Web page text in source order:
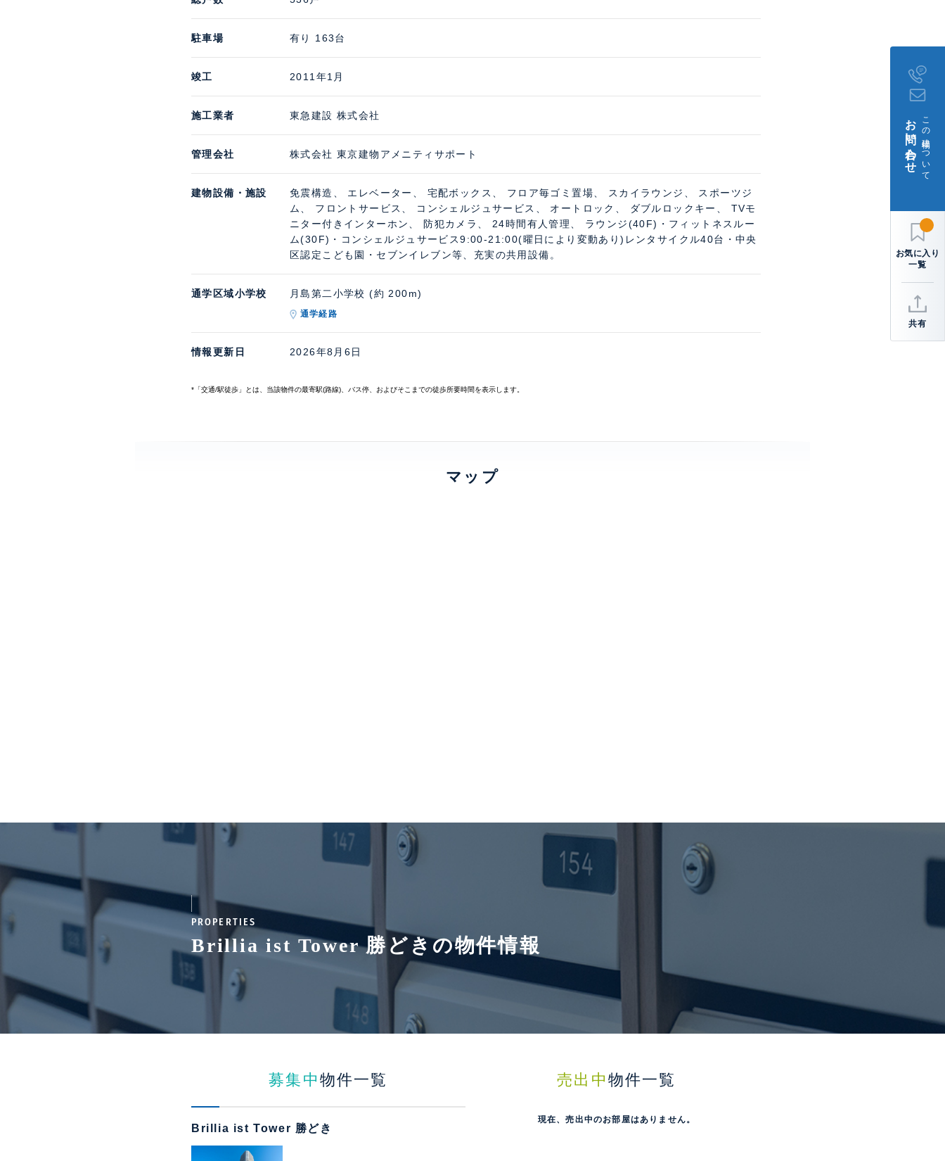
駐車場 有り 163台
竣工 2011年1月
施工業者 東急建設 株式会社
管理会社 株式会社 東京建物アメニティサポート
建物設備・施設
免震構造、 エレベーター、 宅配ボックス、 フロア毎ゴミ置場、 スカイラウンジ、 スポーツジ
ム、 フロントサービス、 コンシェルジュサービス、 オートロック、 ダブルロックキー、 TVモ
ニター付きインターホン、 防犯カメラ、 24時間有人管理、 ラウンジ(40F)・フィットネスルー
ム(30F)・コンシェルジュサービス9:00-21:00(曜日により変動あり)レンタサイクル40台・中央
区認定こども園・セブンイレブン等、充実の共用設備。
通学区域小学校 月島第二小学校 (約 200m)
通学経路
情報更新日 2026年8月6日
*「交通/駅徒歩」とは、当該物件の最寄駅(路線)、バス停、およびそこまでの徒歩所要時間を表示します。
マップ
PROPERTIES
Brillia ist Tower 勝どきの物件情報
募集中 物件一覧
Brillia ist Tower 勝どき
売出中 物件一覧
現在、売出中のお部屋はありません。
この建物について
お問い合わせ
共有